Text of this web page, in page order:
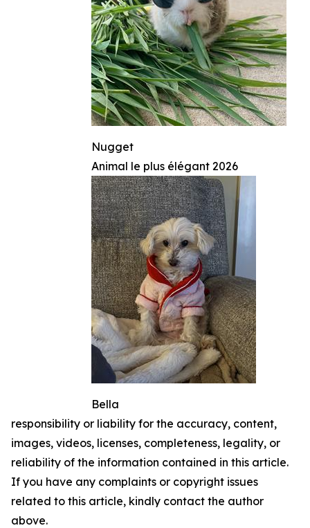
Nugget
Animal le plus élégant 2026
Bella
responsibility or liability for the accuracy, content,
images, videos, licenses, completeness, legality, or
reliability of the information contained in this article.
If you have any complaints or copyright issues
related to this article, kindly contact the author
above.